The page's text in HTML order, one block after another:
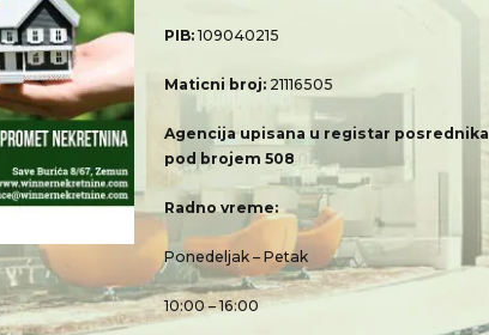
PIB:109040215
Maticni broj: 21116505
Agencija upisana u registar posrednika
pod brojem 508
Radno vreme:
Ponedeljak – Petak
10:00 – 16:00